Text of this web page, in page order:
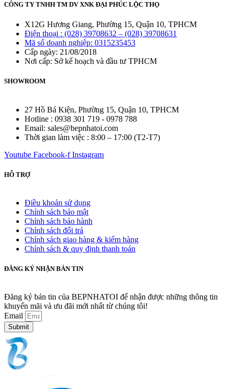
CÔNG TY TNHH TM DV XNK ĐẠI PHÚC LỘC THỌ
X12G Hương Giang, Phường 15, Quận 10, TPHCM
Điện thoại : (028) 39708632 – (028) 39708631
Mã số doanh nghiệp: 0315235453
Cấp ngày: 21/08/2018
Nơi cấp: Sở kế hoạch và đầu tư TPHCM
SHOWROOM
27 Hồ Bá Kiện, Phường 15, Quận 10, TPHCM
Hotline : 0938 301 719 - 0978 788
Email: sales@bepnhatoi.com
Thời gian làm việc : 8:00 – 17:00 (T2-T7)
Youtube Facebook-f Instagram
HỖ TRỢ
Điều khoản sử dụng
Chính sách bảo mật
Chính sách bảo hành
Chính sách đổi trả
Chính sách giao hàng & kiểm hàng
Chính sách & quy định thanh toán
ĐĂNG KÝ NHẬN BẢN TIN
Đăng ký bản tin của BEPNHATOI để nhận được những thông tin
khuyến mãi và ưu đãi mới nhất từ chúng tôi!
Email
Submit